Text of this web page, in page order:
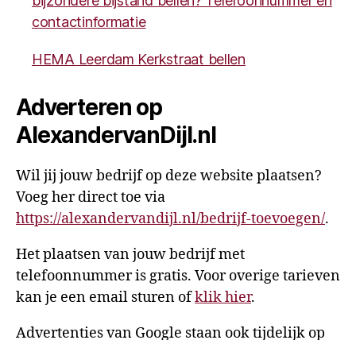
contactinformatie
HEMA Leerdam Kerkstraat bellen
Adverteren op
AlexandervanDijl.nl
Wil jij jouw bedrijf op deze website plaatsen?
Voeg her direct toe via
https://alexandervandijl.nl/bedrijf-toevoegen/.
Het plaatsen van jouw bedrijf met
telefoonnummer is gratis. Voor overige tarieven
kan je een email sturen ofklik hier.
Advertenties van Google staan ook tijdelijk op